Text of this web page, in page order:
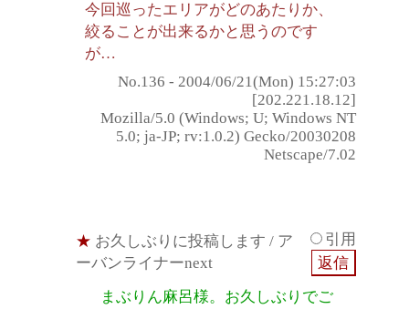
今回巡ったエリアがどのあたりか、
絞ることが出来るかと思うのです
が…
No.136 - 2004/06/21(Mon) 15:27:03
[202.221.18.12]
Mozilla/5.0 (Windows; U; Windows NT
5.0; ja-JP; rv:1.0.2) Gecko/20030208
Netscape/7.02
★ お久しぶりに投稿します / ア
ーバンライナーnext
引用
まぶりん麻呂様。お久しぶりでご